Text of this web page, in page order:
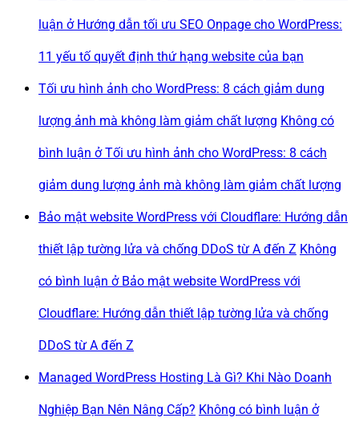
luận ở Hướng dẫn tối ưu SEO Onpage cho WordPress:
11 yếu tố quyết định thứ hạng website của bạn
Tối ưu hình ảnh cho WordPress: 8 cách giảm dung
lượng ảnh mà không làm giảm chất lượng Không có
bình luận ở Tối ưu hình ảnh cho WordPress: 8 cách
giảm dung lượng ảnh mà không làm giảm chất lượng
Bảo mật website WordPress với Cloudflare: Hướng dẫn
thiết lập tường lửa và chống DDoS từ A đến Z Không
có bình luận ở Bảo mật website WordPress với
Cloudflare: Hướng dẫn thiết lập tường lửa và chống
DDoS từ A đến Z
Managed WordPress Hosting Là Gì? Khi Nào Doanh
Nghiệp Bạn Nên Nâng Cấp? Không có bình luận ở